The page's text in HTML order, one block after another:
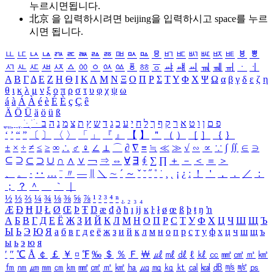
누르시면됩니다.
北京 을 입력하시려면 beijing을 입력하시고 space를 누르
시면 됩니다.
ㅥ ㅦ ㅧ ㅨ ㅩ ㅪ ㅫ ㅬ ㅭ ㅮ ㅯ ㅰ ㅱ ㅲ ㅳ ㅴ ㅵ ㅶ ㅷ ㅸ
ㅹ
ㅺ ㅻ ㅼ ㅽ ㅾ ㅿ ㆀ ㆁ ㆂ ㆃ ㆄ ㆅ ㆆ ㆇ ㆈ ㆉ ㆊ ㆋ ㆌ ㆍ
ㆎ
Α Β ΓΔ Ε Ζ Η Θ Ι ΚΛ Μ Ν Ξ Ο Π Ρ Σ ΤΥ Φ Χ Ψ Ω α β γ δ ε ζ η
θ ι κ λ μ ν ξ ο π ρ σ τ υ φ χ ψ ω
á à Á À é è É È ç Ç ê
Ä Ö Ü ä ö ü ß
ִֶֹ ֻּ ׁׂ פ ם ן ו ט א ר ק ף ך ל ח י ע כ ג ד ש ץ ת צ מ נ ה ב
‘ ’ “ ” 〔 〕 〈 〉 「 」 『 』 【 】 ＂ （ ） ［ ］ ｛ ｝
± × ÷ ≠ ≤ ≥ ∞ ∴ ♂ ♀ ∠ ⊥ ⌒ ∂ ∇ ≡ ≒ ≪ ≫ √ ∽ ∝ ∵ ∫ ∬ ∈ ∋
⊆ ⊇ ⊂ ⊃ ∪ ∩ ∧ ∨ ￢ ⇒ ⇔ ∀ ∃ ∮ ∑ ∏ ＋ － ＜ ＝
＞
、
。 · ‥ … ¨ 〃 ― ＼ ∼ ´ ～ ˇ ˘ ˝ ˚ ˙ ¸ ¡ ¿ ː ！ ＇ ， ． ／
：
；
？ ＾ ｀
½ ⅓ ⅔ ¼ ¾ ⅛ ⅜ ⅝ ⅞ ¹ ² ³ ⁴ ⁿ ₁ ₂ ₃ ₄
Æ Ð Ħ Ĳ Ł Ø Œ Þ Ŧ Ŋ æ đ ð ħ ı ĳ ĸ ŀ ł ø œ ß þ ŧ ŋ ŉ
А Б В Г Д Е Ё Ж З И Й К Л М Н О П Р С Т У Ф Х Ц Ч Ш Щ Ъ
Ы Ь Э Ю Я а б в г д е ё ж з и й к л м н о п р с т у ф х ц ч ш щ ъ
ы ь э ю я
′ ″ ℃ Å ￠ ￡ ￥ ¤ ℉ ‰ ＄ ％ Ｆ ￦ ㎕ ㎖ ㎗ ℓ ㎘ ㏄ ㎣ ㎤ ㎥ ㎦
㎙ ㎚ ㎛ ㎜ ㎝ ㎞ ㎟ ㎠ ㎡ ㎢ ㏊ ㎍ ㎎ ㎏ ㏏ ㎈ ㎉ ㏈ ㎧ ㎨ ㎰